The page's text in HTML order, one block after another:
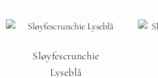
Sløyfescrunchie
Lyseblå